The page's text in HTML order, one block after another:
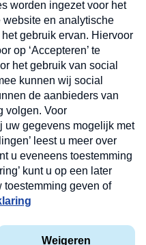
Verzend
op onze
in uw